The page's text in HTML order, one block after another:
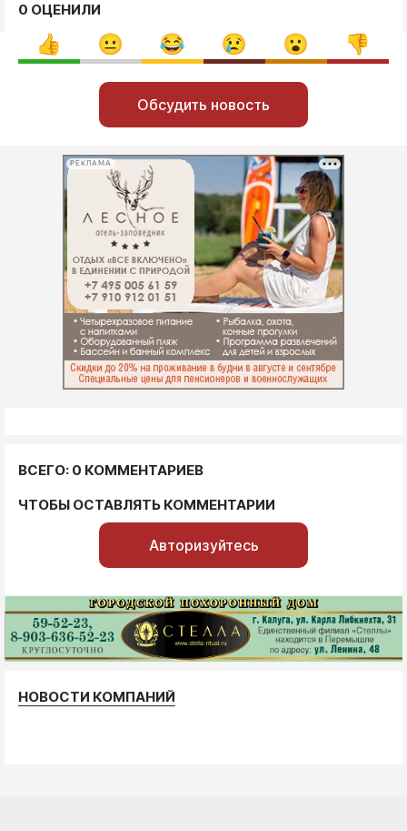
0 ОЦЕНИЛИ
Обсудить новость
РЕКЛАМА
ВСЕГО: 0 КОММЕНТАРИЕВ
ЧТОБЫ ОСТАВЛЯТЬ КОММЕНТАРИИ
Авторизуйтесь
НОВОСТИ КОМПАНИЙ